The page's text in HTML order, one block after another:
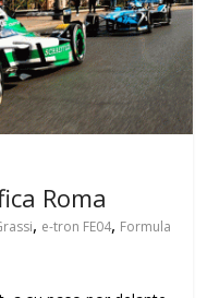
Roma
, e-tron FE04, Formula